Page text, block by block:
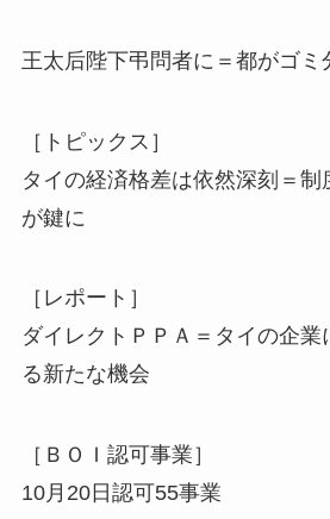
王太后陛下弔問者に＝都がゴミ
［トピックス］
タイの経済格差は依然深刻＝
が鍵に
［レポート］
ダイレクトＰＰＡ＝タイの企業
る新たな機会
［ＢＯＩ認可事業］
10月20日認可55事業